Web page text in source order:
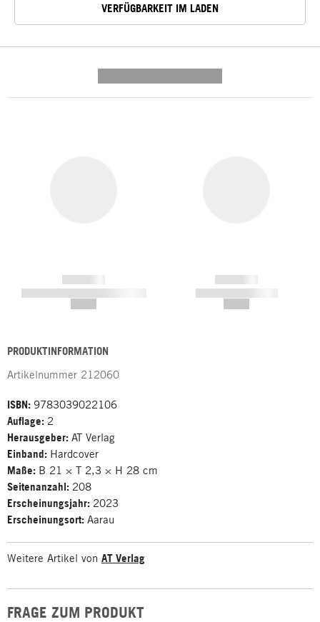
VERFÜGBARKEIT IM LADEN
------------
----------- ----------- -----------
------------
----------- -----------
PRODUKTINFORMATION
Artikelnummer 212060
ISBN: 9783039022106
Auflage: 2
Herausgeber: AT Verlag
Einband: Hardcover
Maße: B 21 × T 2,3 × H 28 cm
Seitenanzahl: 208
Erscheinungsjahr: 2023
Erscheinungsort: Aarau
Weitere Artikel von AT Verlag
FRAGE ZUM PRODUKT